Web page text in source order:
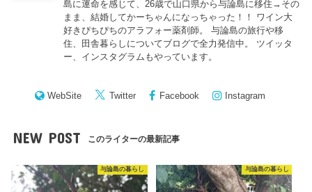
島に運命を感じて、26歳で山口県から与論島に移住→その
まま、結婚してかーちゃんになっちゃった！！ ワイン大
好きぴちぴちのアラフォー薬剤師。 与論島の旅行や移
住、田舎暮らしについてブログで全力発信中。 ツイッタ
ー、インスタグラムもやっています。
WebSite Twitter Facebook Instagram
NEW POST このライターの最新記事
与論島の暮らし 与論島の暮らし